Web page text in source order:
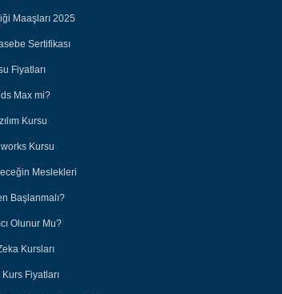
Maaşları 2025
Sertifikası
Fiyatları
Max mi?
Kursu
Kursu
Meslekleri
Başlanmalı?
Olunur Mu?
Kursları
Fiyatları